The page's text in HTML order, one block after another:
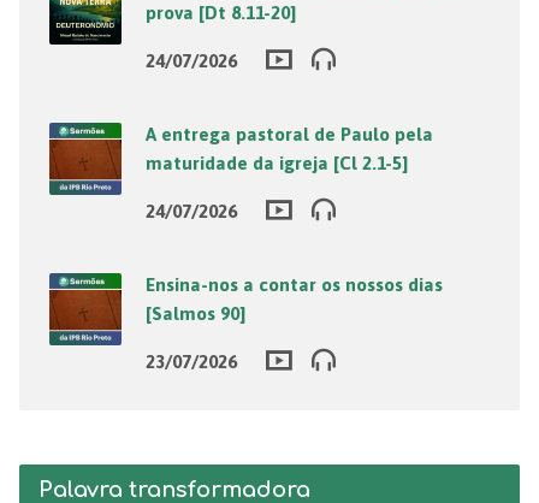
prova [Dt 8.11-20]
24/07/2026
A entrega pastoral de Paulo pela
maturidade da igreja [Cl 2.1-5]
24/07/2026
Ensina-nos a contar os nossos dias
[Salmos 90]
23/07/2026
Palavra transformadora